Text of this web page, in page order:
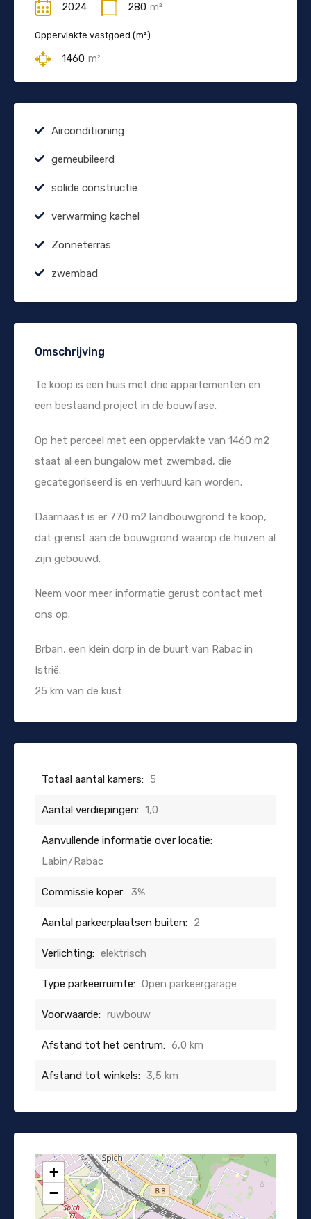
2024 280 m²
Oppervlakte vastgoed (m²)
1460 m²
Airconditioning
gemeubileerd
solide constructie
verwarming kachel
Zonneterras
zwembad
Omschrijving
Te koop is een huis met drie appartementen en
een bestaand project in de bouwfase.
Op het perceel met een oppervlakte van 1460 m2
staat al een bungalow met zwembad, die
gecategoriseerd is en verhuurd kan worden.
Daarnaast is er 770 m2 landbouwgrond te koop,
dat grenst aan de bouwgrond waarop de huizen al
zijn gebouwd.
Neem voor meer informatie gerust contact met
ons op.
Brban, een klein dorp in de buurt van Rabac in
Istrië.
25 km van de kust
Totaal aantal kamers: 5
Aantal verdiepingen: 1,0
Aanvullende informatie over locatie:
Labin/Rabac
Commissie koper: 3%
Aantal parkeerplaatsen buiten: 2
Verlichting: elektrisch
Type parkeerruimte: Open parkeergarage
Voorwaarde: ruwbouw
Afstand tot het centrum: 6,0 km
Afstand tot winkels: 3,5 km
+
−